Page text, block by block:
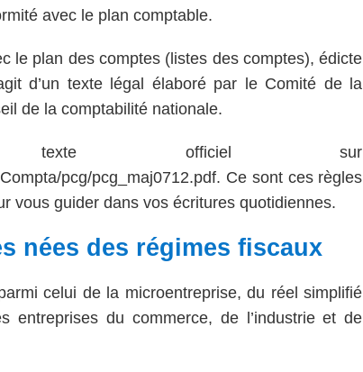
avec le plan comptable.
le plan des comptes (listes des comptes), édicte
d’un texte légal élaboré par le Comité de la
de la comptabilité nationale.
texte officiel sur
pcg/pcg_maj0712.pdf. Ce sont ces règles
vous guider dans vos écritures quotidiennes.
nées des régimes fiscaux
celui de la microentreprise, du réel simplifié
du commerce, de l’industrie et de